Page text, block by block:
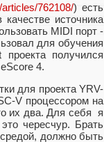
762108/) есть
источника
MIDI порт -
для обучения
получился
4.
для проекта YRV-
V процессором на
их два. Для себя я
чересчур. Брать
должно быть